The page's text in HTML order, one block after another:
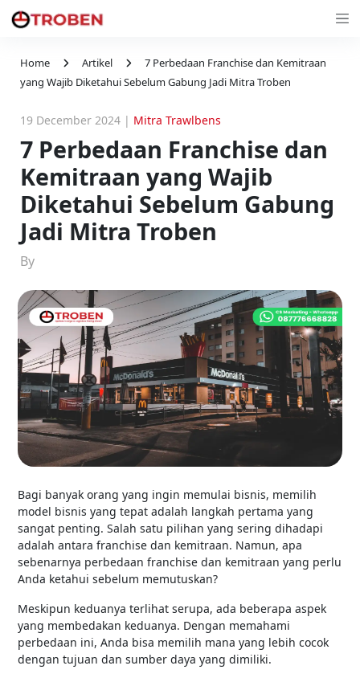
Home Artikel
7 Perbedaan Franchise dan Kemitraan
yang Wajib Diketahui Sebelum Gabung Jadi Mitra Troben
19 December 2024 | Mitra Trawlbens
7 Perbedaan Franchise dan
Kemitraan yang Wajib
Diketahui Sebelum Gabung
Jadi Mitra Troben
By
Bagi banyak orang yang ingin memulai bisnis, memilih
model bisnis yang tepat adalah langkah pertama yang
sangat penting. Salah satu pilihan yang sering dihadapi
adalah antara franchise dan kemitraan. Namun, apa
sebenarnya perbedaan franchise dan kemitraan yang perlu
Anda ketahui sebelum memutuskan?
Meskipun keduanya terlihat serupa, ada beberapa aspek
yang membedakan keduanya. Dengan memahami
perbedaan ini, Anda bisa memilih mana yang lebih cocok
dengan tujuan dan sumber daya yang dimiliki.